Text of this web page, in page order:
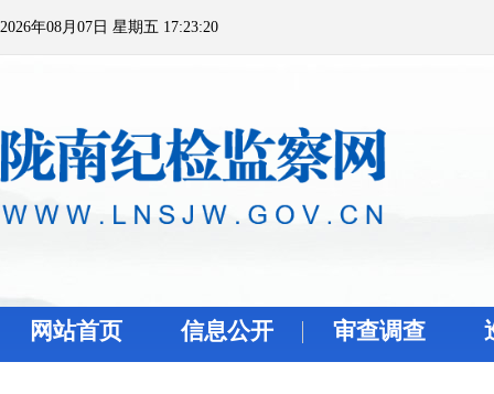
2026年08月07日 星期五 17:23:20
网站首页 信息公开 审查调查